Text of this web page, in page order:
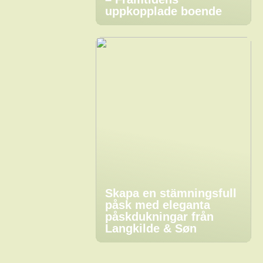
uppkopplade boende
Skapa en stämningsfull
påsk med eleganta
påskdukningar från
Langkilde & Søn